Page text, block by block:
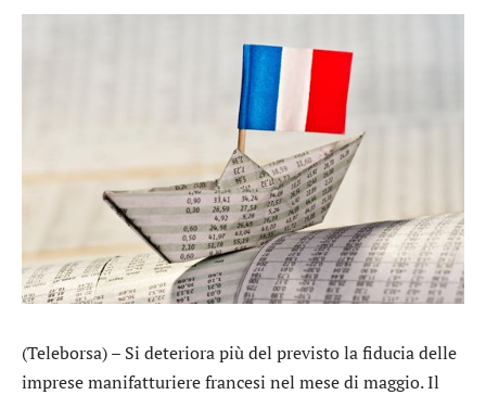
(Teleborsa) – Si deteriora più del previsto la fiducia delle
imprese manifatturiere francesi nel mese di maggio. Il